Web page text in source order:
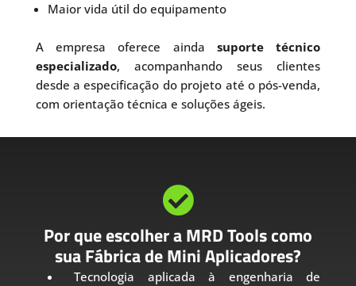
Maior vida útil do equipamento
A empresa oferece ainda suporte técnico
especializado, acompanhando seus clientes
desde a especificação do projeto até o pós-venda,
com orientação técnica e soluções ágeis.

Por que escolher a MRD Tools como
sua Fábrica de Mini Aplicadores?
Tecnologia aplicada à engenharia de